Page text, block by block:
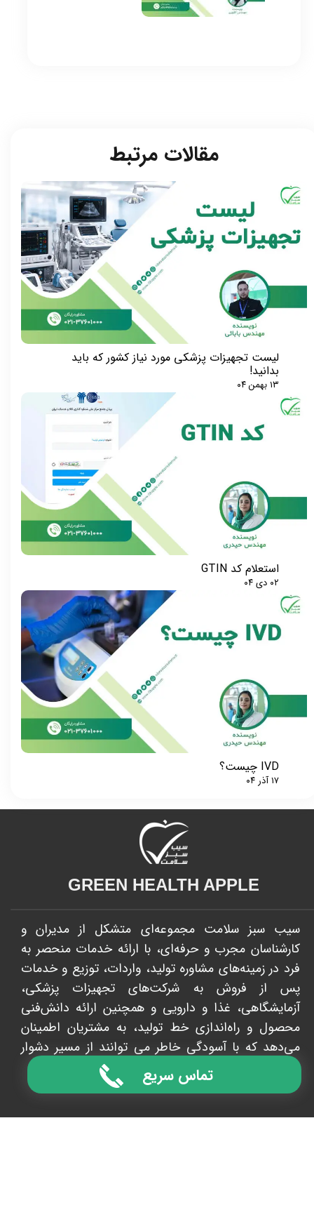
تماس سریع
لیست تجهیزات پزشکی مورد نیاز کشور که باید
بدانید!
۱۳ بهمن ۰۴
استعلام کد GTIN
۰۲ دی ۰۴
IVD چیست؟
۱۷ آذر ۰۴
مقالات مرتبط​​​​​​​
GREEN HEALTH APPLE​​​​​​​
سیب سبز سلامت مجموعه‌ای متشکل از مدیران و
کارشناسان مجرب و حرفه‌ای، با ارائه خدمات منحصر به
فرد در زمینه‌های مشاوره تولید، واردات، توزیع و خدمات
پس از فروش به شرکت‌های تجهیزات پزشکی،
آزمایشگاهی، غذا و دارویی و همچنین ارائه دانش‌فنی
محصول و راه‌اندازی خط تولید، به مشتریان اطمینان
می‌دهد که با آسودگی خاطر می توانند از مسیر دشوار
خود با سرعت و کیفیت عبور کنند. ​​​​​​​